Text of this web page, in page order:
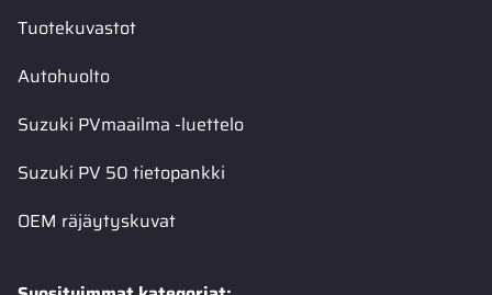
Tuotekuvastot
Autohuolto
Suzuki PVmaailma -luettelo
Suzuki PV 50 tietopankki
OEM räjäytyskuvat